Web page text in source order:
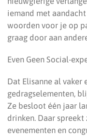
iemand met
woorden voor je op
graag door aan
Even Geen Social-
Dat Elisanne al vaker
gedragselementen,
Ze besloot één jaar
drinken. Daar
evenementen en